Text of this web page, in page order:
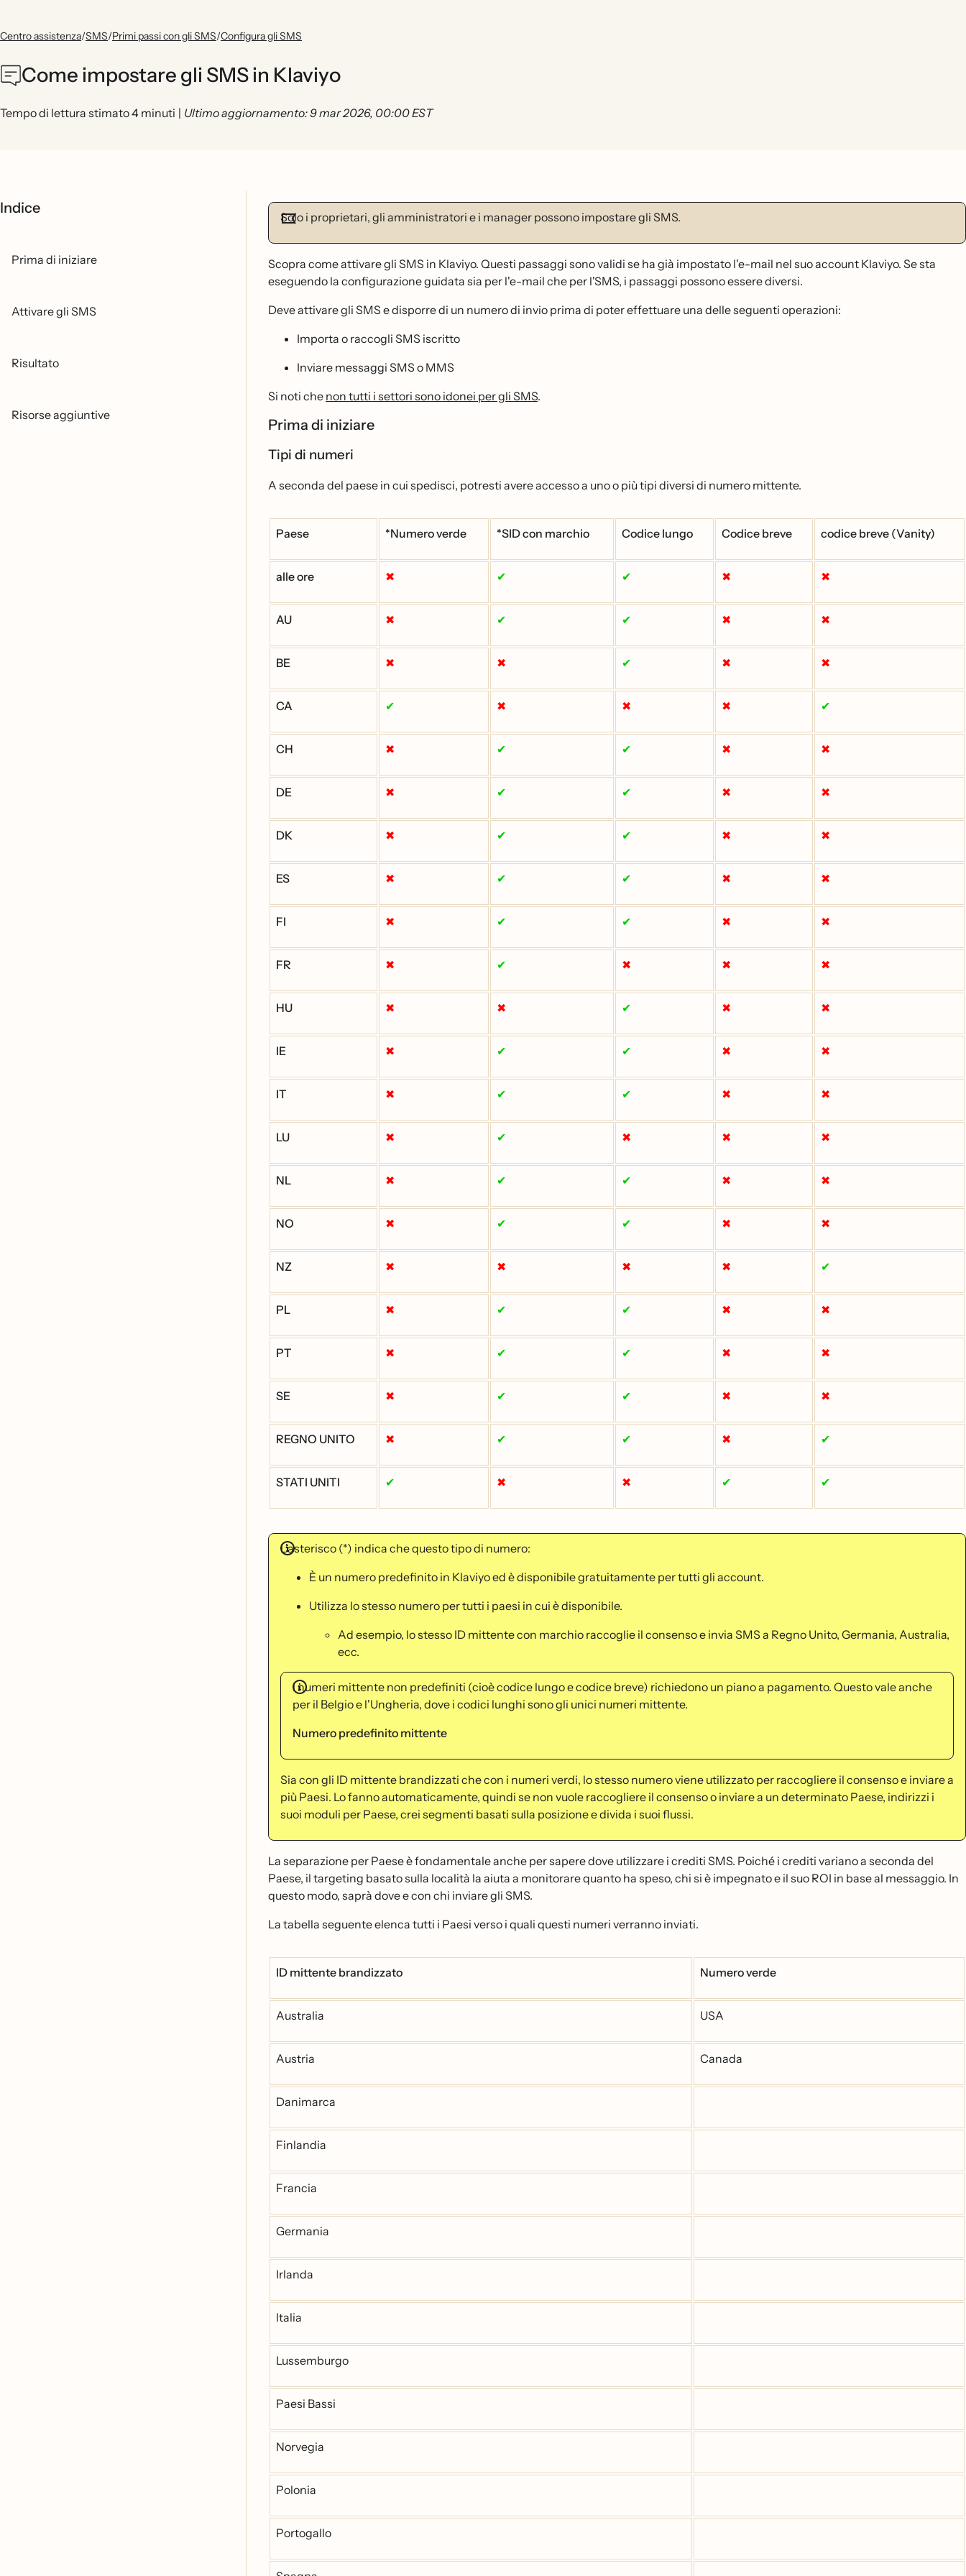
Centro assistenza/SMS/Primi passi con gli SMS/Configura gli SMS
Come impostare gli SMS in Klaviyo
Tempo di lettura stimato 4 minuti | Ultimo aggiornamento: 9 mar 2026, 00:00 EST
Indice
Prima di iniziare
Attivare gli SMS
Risultato
Risorse aggiuntive
Solo i proprietari, gli amministratori e i manager possono impostare gli SMS.
Scopra come attivare gli SMS in Klaviyo. Questi passaggi sono validi se ha già impostato l'e-mail nel suo account Klaviyo. Se sta
eseguendo la configurazione guidata sia per l'e-mail che per l'SMS, i passaggi possono essere diversi.
Deve attivare gli SMS e disporre di un numero di invio prima di poter effettuare una delle seguenti operazioni:
Importa o raccogli SMS iscritto
Inviare messaggi SMS o MMS
Si noti che non tutti i settori sono idonei per gli SMS.
Prima di iniziare
Tipi di numeri
A seconda del paese in cui spedisci, potresti avere accesso a uno o più tipi diversi di numero mittente.
Paese *Numero verde *SID con marchio Codice lungo Codice breve codice breve (Vanity)
alle ore ✖ ✔ ✔ ✖ ✖
AU ✖ ✔ ✔ ✖ ✖
BE ✖ ✖ ✔ ✖ ✖
CA ✔ ✖ ✖ ✖ ✔
CH ✖ ✔ ✔ ✖ ✖
DE ✖ ✔ ✔ ✖ ✖
DK ✖ ✔ ✔ ✖ ✖
ES ✖ ✔ ✔ ✖ ✖
FI ✖ ✔ ✔ ✖ ✖
FR ✖ ✔ ✖ ✖ ✖
HU ✖ ✖ ✔ ✖ ✖
IE ✖ ✔ ✔ ✖ ✖
IT ✖ ✔ ✔ ✖ ✖
LU ✖ ✔ ✖ ✖ ✖
NL ✖ ✔ ✔ ✖ ✖
NO ✖ ✔ ✔ ✖ ✖
NZ ✖ ✖ ✖ ✖ ✔
PL ✖ ✔ ✔ ✖ ✖
PT ✖ ✔ ✔ ✖ ✖
SE ✖ ✔ ✔ ✖ ✖
REGNO UNITO ✖ ✔ ✔ ✖ ✔
STATI UNITI ✔ ✖ ✖ ✔ ✔
L'asterisco (*) indica che questo tipo di numero:
È un numero predefinito in Klaviyo ed è disponibile gratuitamente per tutti gli account.
Utilizza lo stesso numero per tutti i paesi in cui è disponibile.
Ad esempio, lo stesso ID mittente con marchio raccoglie il consenso e invia SMS a Regno Unito, Germania, Australia,
ecc.
I numeri mittente non predefiniti (cioè codice lungo e codice breve) richiedono un piano a pagamento. Questo vale anche
per il Belgio e l'Ungheria, dove i codici lunghi sono gli unici numeri mittente.
Numero predefinito mittente
Sia con gli ID mittente brandizzati che con i numeri verdi, lo stesso numero viene utilizzato per raccogliere il consenso e inviare a
più Paesi. Lo fanno automaticamente, quindi se non vuole raccogliere il consenso o inviare a un determinato Paese, indirizzi i
suoi moduli per Paese, crei segmenti basati sulla posizione e divida i suoi flussi.
La separazione per Paese è fondamentale anche per sapere dove utilizzare i crediti SMS. Poiché i crediti variano a seconda del
Paese, il targeting basato sulla località la aiuta a monitorare quanto ha speso, chi si è impegnato e il suo ROI in base al messaggio. In
questo modo, saprà dove e con chi inviare gli SMS.
La tabella seguente elenca tutti i Paesi verso i quali questi numeri verranno inviati.
ID mittente brandizzato Numero verde
Australia USA
Austria Canada
Danimarca
Finlandia
Francia
Germania
Irlanda
Italia
Lussemburgo
Paesi Bassi
Norvegia
Polonia
Portogallo